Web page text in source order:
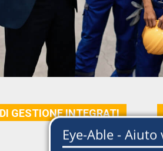
GESTIONE INTEGRATI